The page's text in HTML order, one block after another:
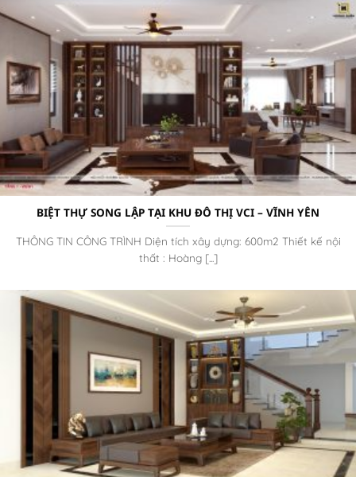
BIỆT THỰ SONG LẬP TẠI KHU ĐÔ THỊ VCI – VĨNH YÊN
THÔNG TIN CÔNG TRÌNH Diện tích xây dựng: 600m2 Thiết kế nội
thất : Hoàng [...]